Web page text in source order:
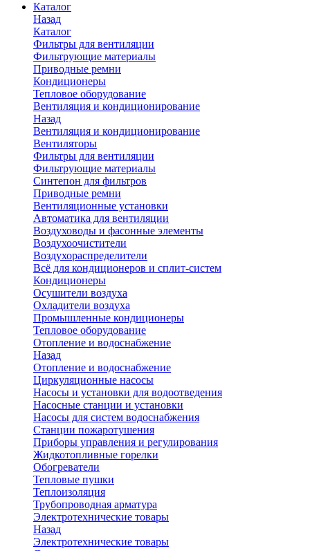
Каталог
Назад
Каталог
Фильтры для вентиляции
Фильтрующие материалы
Приводные ремни
Кондиционеры
Тепловое оборудование
Вентиляция и кондиционирование
Назад
Вентиляция и кондиционирование
Вентиляторы
Фильтры для вентиляции
Фильтрующие материалы
Синтепон для фильтров
Приводные ремни
Вентиляционные установки
Автоматика для вентиляции
Воздуховоды и фасонные элементы
Воздухоочистители
Воздухораспределители
Всё для кондиционеров и сплит-систем
Кондиционеры
Осушители воздуха
Охладители воздуха
Промышленные кондиционеры
Тепловое оборудование
Отопление и водоснабжение
Назад
Отопление и водоснабжение
Циркуляционные насосы
Насосы и установки для водоотведения
Насосные станции и установки
Насосы для систем водоснабжения
Станции пожаротушения
Приборы управления и регулирования
Жидкотопливные горелки
Обогреватели
Тепловые пушки
Теплоизоляция
Трубопроводная арматура
Электротехнические товары
Назад
Электротехнические товары